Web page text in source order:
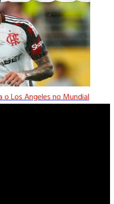
Los Angeles no Mundial